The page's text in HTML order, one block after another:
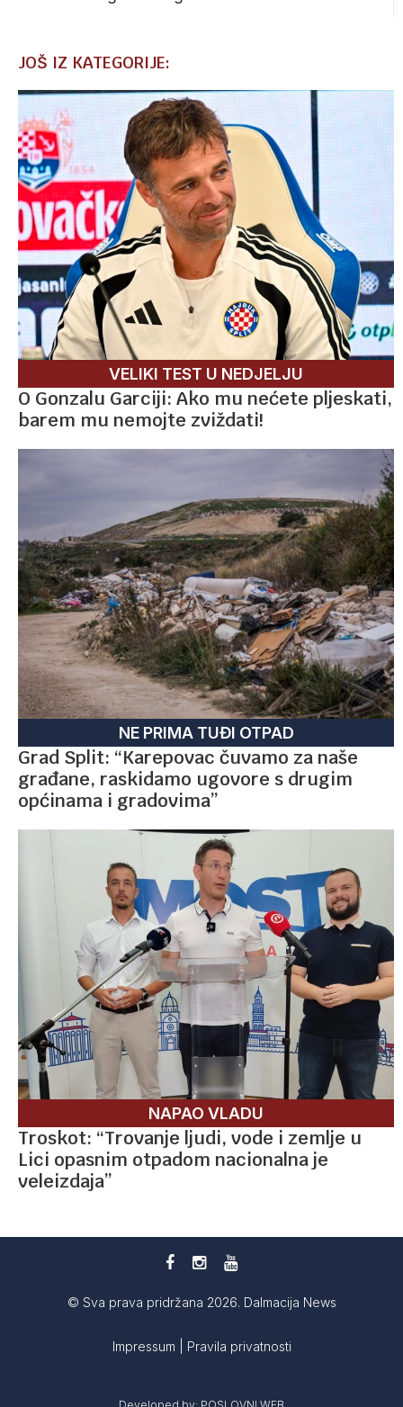
JOŠ IZ KATEGORIJE:
VELIKI TEST U NEDJELJU
O Gonzalu Garciji: Ako mu nećete pljeskati,
barem mu nemojte zviždati!
NE PRIMA TUĐI OTPAD
Grad Split: “Karepovac čuvamo za naše
građane, raskidamo ugovore s drugim
općinama i gradovima”
NAPAO VLADU
Troskot: “Trovanje ljudi, vode i zemlje u
Lici opasnim otpadom nacionalna je
veleizdaja”
© Sva prava pridržana 2026. Dalmacija News
Impressum Pravila privatnosti